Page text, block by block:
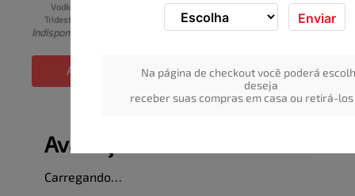
Enviar
Na página de checkout você poderá
deseja
receber suas compras em casa ou retirá-
Vodka SKARLOFF
Tridestilada Garrafa 965ml
Indisponível
ADICIONAR
Vodka COROTE Garrafa
900ml
Indisponível
ADICIONAR
Avaliações
Carregando…